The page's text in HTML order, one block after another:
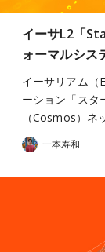
イーサL2「
ォーマルシス
イーサリアム（
ーション「スタ
（Cosmos）
一本寿和